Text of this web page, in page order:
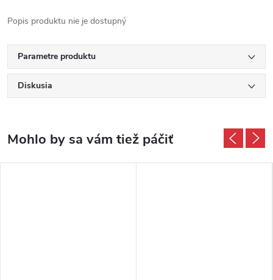
Popis produktu nie je dostupný
Parametre produktu
Diskusia